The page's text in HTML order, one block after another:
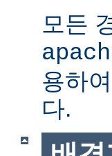
모든
용하
다.